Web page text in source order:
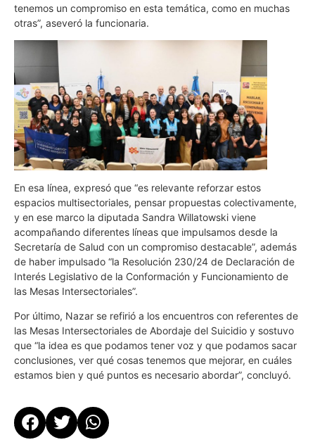
tenemos un compromiso en esta temática, como en muchas
otras”, aseveró la funcionaria.
En esa línea, expresó que “es relevante reforzar estos
espacios multisectoriales, pensar propuestas colectivamente,
y en ese marco la diputada Sandra Willatowski viene
acompañando diferentes líneas que impulsamos desde la
Secretaría de Salud con un compromiso destacable”, además
de haber impulsado “la Resolución 230/24 de Declaración de
Interés Legislativo de la Conformación y Funcionamiento de
las Mesas Intersectoriales”.
Por último, Nazar se refirió a los encuentros con referentes de
las Mesas Intersectoriales de Abordaje del Suicidio y sostuvo
que “la idea es que podamos tener voz y que podamos sacar
conclusiones, ver qué cosas tenemos que mejorar, en cuáles
estamos bien y qué puntos es necesario abordar”, concluyó.